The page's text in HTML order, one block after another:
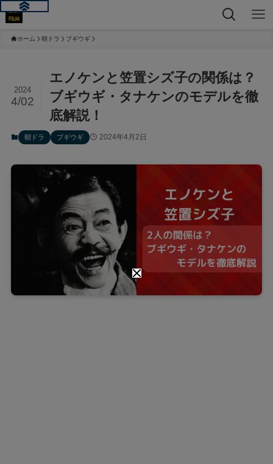
ホーム 朝ドラ ブギウギ
エノケンと笠置シズ子の関係は？
ブギウギ・タナケンのモデルを徹
底解説！
2024
4/02
朝ドラ ブギウギ 2024年4月2日